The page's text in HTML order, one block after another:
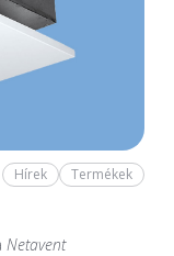
Hírek Termékek
Netavent